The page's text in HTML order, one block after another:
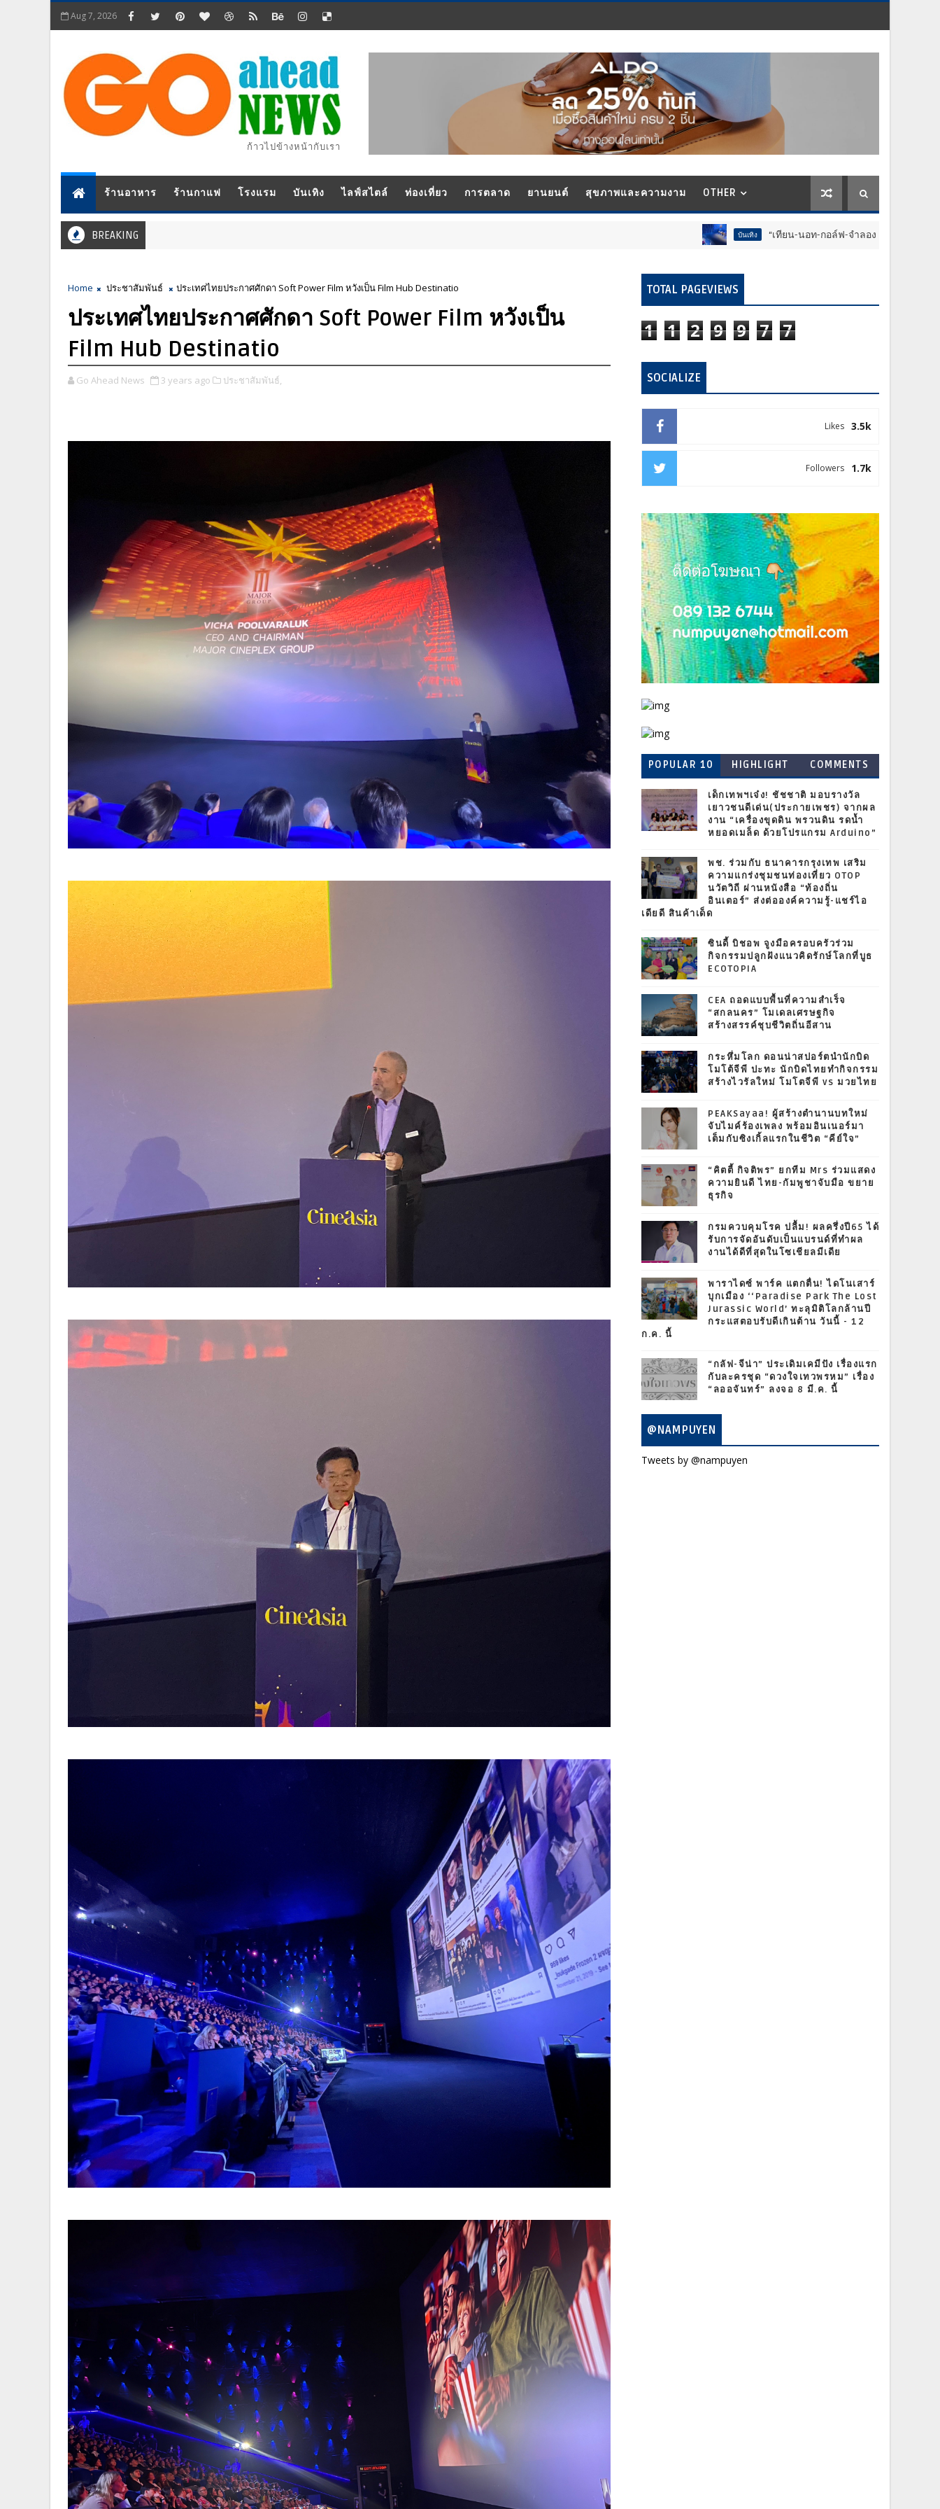
Aug 7, 2026
ก้าวไปข้างหน้ากับเรา
ร้านอาหาร ร้านกาแฟ โรงแรม บันเทิง ไลฟ์สไตล์ ท่องเที่ยว การตลาด ยานยนต์ สุขภาพและความงาม OTHER
BREAKING “เทียน-นอท-กอล์ฟ-จำลอง-โฟล์ค” ร้องจ๊าก!! อุปกรณ์ม่วนจอ
Home ประชาสัมพันธ์ ประเทศไทยประกาศศักดา Soft Power Film หวังเป็น Film Hub Destinatio
ประเทศไทยประกาศศักดา Soft Power Film หวังเป็น
Film Hub Destinatio
Go Ahead News 3 years ago ประชาสัมพันธ์,
TOTAL PAGEVIEWS
1 1 2 9 9 7 7
SOCIALIZE
3.5k
Likes
1.7k
Followers
POPULAR 10 HIGHLIGHT COMMENTS
เด็กเทพฯเจ๋ง! ชัชชาติ มอบรางวัล
เยาวชนดีเด่น(ประกายเพชร) จากผล
งาน “เครื่องขุดดิน พรวนดิน รดน้ำ
หยอดเมล็ด ด้วยโปรแกรม Arduino”
พช. ร่วมกับ ธนาคารกรุงเทพ เสริม
ความแกร่งชุมชนท่องเที่ยว OTOP
นวัตวิถี ผ่านหนังสือ “ท้องถิ่น
อินเตอร์” ส่งต่อองค์ความรู้-แชร์ไอ
เดียดี สินค้าเด็ด
ซินดี้ บิชอพ จูงมือครอบครัวร่วม
กิจกรรมปลูกฝังแนวคิดรักษ์โลกที่บูธ
ECOTOPIA
CEA ถอดแบบพื้นที่ความสำเร็จ
“สกลนคร” โมเดลเศรษฐกิจ
สร้างสรรค์ชุบชีวิตถิ่นอีสาน
กระหึ่มโลก ดอนน่าสปอร์ตนำนักบิด
โมโต้จีพี ปะทะ นักบิดไทยทำกิจกรรม
สร้างไวรัลใหม่ โมโตจีพี vs มวยไทย
PEAKSayaa! ผู้สร้างตำนานบทใหม่
จับไมค์ร้องเพลง พร้อมอินเนอร์มา
เต็มกับซิงเกิ้ลแรกในชีวิต “คีย์ใจ”
“คิตตี้ กิจติพร” ยกทีม Mrs ร่วมแสดง
ความยินดี ไทย-กัมพูชาจับมือ ขยาย
ธุรกิจ
กรมควบคุมโรค ปลื้ม! ผลครึ่งปี65 ได้
รับการจัดอันดับเป็นแบรนด์ที่ทำผล
งานได้ดีที่สุดในโซเชียลมีเดีย
พาราไดซ์ พาร์ค แตกตื่น! ไดโนเสาร์
บุกเมือง ‘‘Paradise Park The Lost
Jurassic World’ ทะลุมิติโลกล้านปี
กระแสตอบรับดีเกินต้าน วันนี้ - 12
ก.ค. นี้
“กลัฟ-จีน่า” ประเดิมเคมีปัง เรื่องแรก
กับละครชุด “ดวงใจเทวพรหม” เรื่อง
“ลออจันทร์” ลงจอ 8 มี.ค. นี้
@NAMPUYEN
Tweets by @nampuyen